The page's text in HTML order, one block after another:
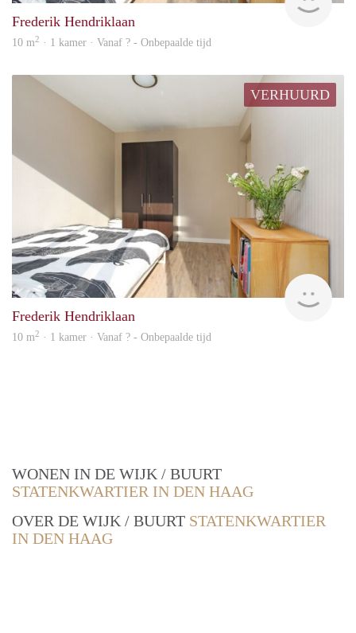
Frederik Hendriklaan
10 m2 · 1 kamer · Vanaf ? - Onbepaalde tijd
VERHUURD
Frederik Hendriklaan
10 m2 · 1 kamer · Vanaf ? - Onbepaalde tijd
WONEN IN DE WIJK / BUURT
STATENKWARTIER IN DEN HAAG
OVER DE WIJK / BUURT STATENKWARTIER
IN DEN HAAG